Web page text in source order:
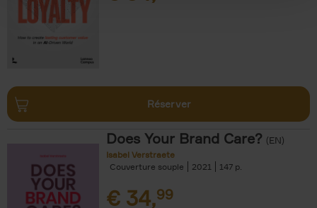
Réserver
Does Your Brand Care? (EN)
Isabel Verstraete
Couverture souple
2021 147
€ 34,99